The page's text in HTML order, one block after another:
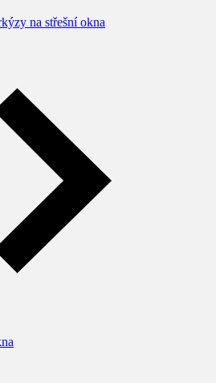
na střešní okna